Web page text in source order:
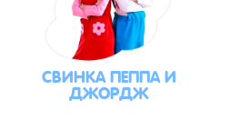
СВИНКА ПЕППА И
ДЖОРДЖ